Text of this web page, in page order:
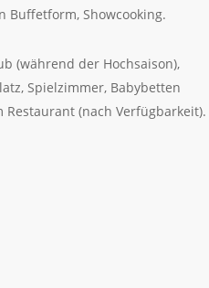
Buffetform, Showcooking.
(während der Hochsaison),
Spielzimmer, Babybetten
Restaurant (nach Verfügbarkeit).